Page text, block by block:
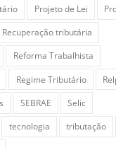
Projeto de Lei
Recuperação tributária
Reforma Trabalhista
Regime Tributário
SEBRAE
Selic
tecnologia tributação